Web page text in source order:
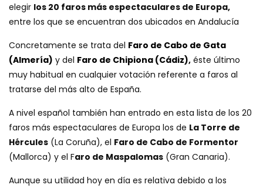
elegir los 20 faros más espectaculares de Europa,
entre los que se encuentran dos ubicados en Andalucía
Concretamente se trata del Faro de Cabo de Gata
(Almería) y del Faro de Chipiona (Cádiz), éste último
muy habitual en cualquier votación referente a faros al
tratarse del más alto de España.
A nivel español también han entrado en esta lista de los 20
faros más espectaculares de Europa los de La Torre de
Hércules (La Coruña), el Faro de Cabo de Formentor
(Mallorca) y el Faro de Maspalomas (Gran Canaria).
Aunque su utilidad hoy en día es relativa debido a los